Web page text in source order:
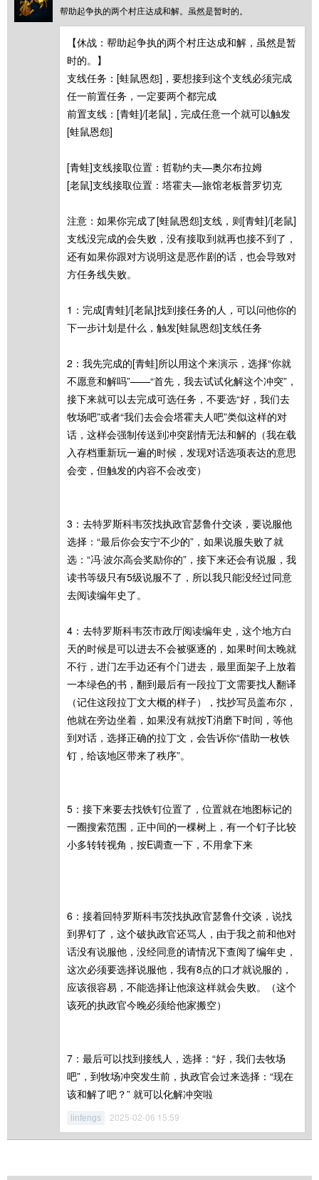
帮助起争执的两个村庄达成和解。虽然是暂时的。
【休战：帮助起争执的两个村庄达成和解，虽然是暂
时的。】
支线任务：[蛙鼠恩怨]，要想接到这个支线必须完成
任一前置任务，一定要两个都完成
前置支线：[青蛙]/[老鼠]，完成任意一个就可以触发
[蛙鼠恩怨]
[青蛙]支线接取位置：哲勒约夫—奥尔布拉姆
[老鼠]支线接取位置：塔霍夫—旅馆老板普罗切克
注意：如果你完成了[蛙鼠恩怨]支线，则[青蛙]/[老鼠]
支线没完成的会失败，没有接取到就再也接不到了，
还有如果你跟对方说明这是恶作剧的话，也会导致对
方任务线失败。
1：完成[青蛙]/[老鼠]找到接任务的人，可以问他你的
下一步计划是什么，触发[蛙鼠恩怨]支线任务
2：我先完成的[青蛙]所以用这个来演示，选择“你就
不愿意和解吗”——“首先，我去试试化解这个冲突”，
接下来就可以去完成可选任务，不要选“好，我们去
牧场吧”或者“我们去会会塔霍夫人吧”类似这样的对
话，这样会强制传送到冲突剧情无法和解的（我在载
入存档重新玩一遍的时候，发现对话选项表达的意思
会变，但触发的内容不会改变）
3：去特罗斯科韦茨找执政官瑟鲁什交谈，要说服他
选择：“最后你会安宁不少的”，如果说服失败了就
选：“冯·波尔高会奖励你的”，接下来还会有说服，我
读书等级只有5级说服不了，所以我只能没经过同意
去阅读编年史了。
4：去特罗斯科韦茨市政厅阅读编年史，这个地方白
天的时候是可以进去不会被驱逐的，如果时间太晚就
不行，进门左手边还有个门进去，最里面架子上放着
一本绿色的书，翻到最后有一段拉丁文需要找人翻译
（记住这段拉丁文大概的样子），找抄写员盖布尔，
他就在旁边坐着，如果没有就按T消磨下时间，等他
到对话，选择正确的拉丁文，会告诉你“借助一枚铁
钉，给该地区带来了秩序”。
5：接下来要去找铁钉位置了，位置就在地图标记的
一圈搜索范围，正中间的一棵树上，有一个钉子比较
小多转转视角，按E调查一下，不用拿下来
6：接着回特罗斯科韦茨找执政官瑟鲁什交谈，说找
到界钉了，这个破执政官还骂人，由于我之前和他对
话没有说服他，没经同意的请情况下查阅了编年史，
这次必须要选择说服他，我有8点的口才就说服的，
应该很容易，不能选择让他滚这样就会失败。（这个
该死的执政官今晚必须给他家搬空）
7：最后可以找到接线人，选择：“好，我们去牧场
吧”，到牧场冲突发生前，执政官会过来选择：“现在
该和解了吧？” 就可以化解冲突啦
linfengs 2025-02-06 15:59